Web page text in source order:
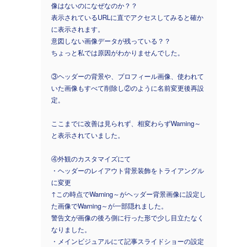
像はないのになぜなのか？？
表示されているURLに直でアクセスしてみると確か
に表示されます。
意図しない画像データが残っている？？
ちょっと私では原因がわかりませんでした。
③ヘッダーの背景や、プロフィール画像、使われて
いた画像もすべて削除し②のように名前変更後再設
定。
ここまでに改善は見られず、相変わらずWarning～
と表示されていました。
④外観のカスタマイズにて
・ヘッダーのレイアウト背景装飾をトライアングル
に変更
↑この時点でWarning～がヘッダー背景画像に設定し
た画像でWarning～が一部隠れました。
警告文が画像の後ろ側に行った形で少し目立たなく
なりました。
・メインビジュアルにて記事スライドショーの設定